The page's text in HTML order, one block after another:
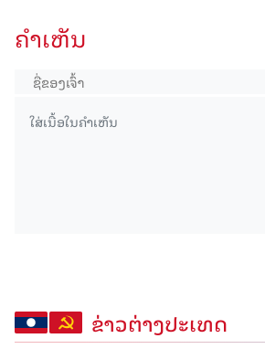
ຄໍາເຫັນ
ຂ່າວຕ່າງປະເທດ